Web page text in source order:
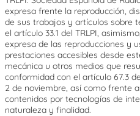
expresa frente la reproducción,
de sus trabajos y artículos sobre
el artículo 33.1 del TRLPI,
expresa de las reproducciones y
prestaciones accesibles desde
mecánica u otros medios que
conformidad con el artículo 67.3
2 de noviembre, así como frente
contenidos por tecnologías de
naturaleza y finalidad.